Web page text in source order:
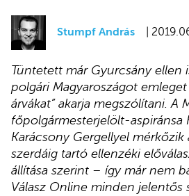
Stumpf András |
Tüntetett már Gyurcsány ellen
polgári Magyaroszágot emleget
árvákat” akarja megszólítani. A
főpolgármesterjelölt-aspiránsa
Karácsony Gergellyel
szerdáig tartó ellenzéki
állítása szerint – így már nem
Válasz Online minden jelentős